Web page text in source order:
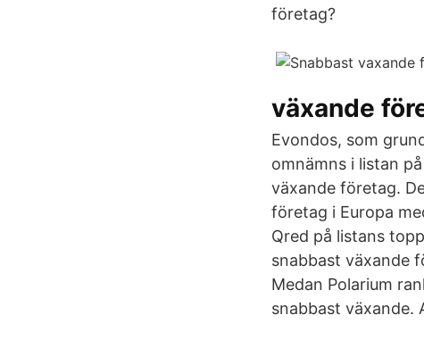
företag?
växande
Evondos, som
omnämns i listan
växande företag.
företag i Europa
Qred på listans
snabbast växande
Medan Polarium
snabbast växande.